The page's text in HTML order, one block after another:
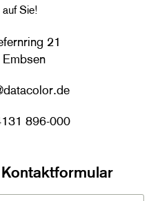
Sie!
21
896-000